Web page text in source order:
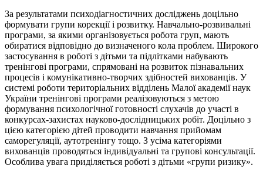
За результатами психодіагностичних досліджень доцільно
формувати групи корекції і розвитку. Навчально-розвивальні
програми, за якими організовується робота груп, мають
обиратися відповідно до визначеного кола проблем. Широкого
застосування в роботі з дітьми та підлітками набувають
тренінгові програми, спрямовані на розвиток пізнавальних
процесів і комунікативно-творчих здібностей вихованців. У
системі роботи територіальних відділень Малої академії наук
України тренінгові програми реалізовуються з метою
формування психологічної готовності слухачів до участі в
конкурсах-захистах науково-дослідницьких робіт. Доцільно з
цією категорією дітей проводити навчання прийомам
саморегуляції, аутотренінгу тощо. З усіма категоріями
вихованців проводяться індивідуальні та групові консультації.
Особлива увага приділяється роботі з дітьми «групи ризику».